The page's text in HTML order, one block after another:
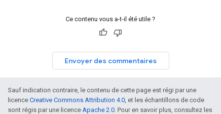
Ce contenu vous a-t-il été utile ?
Envoyer des commentaires
Sauf indication contraire, le contenu de cette page est régi par une
licence Creative Commons Attribution 4.0, et les échantillons de code
sont régis par une licence Apache 2.0. Pour en savoir plus, consultez les